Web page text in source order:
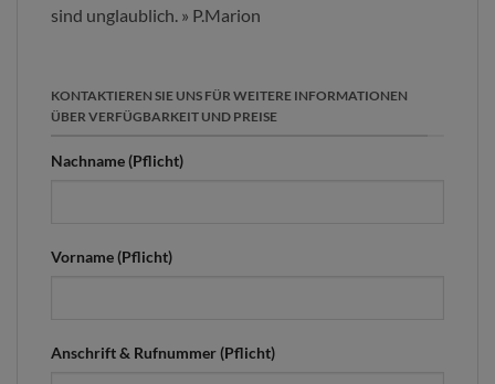
sind unglaublich. » P.Marion
KONTAKTIEREN SIE UNS FÜR WEITERE INFORMATIONEN
ÜBER VERFÜGBARKEIT UND PREISE
Nachname (Pflicht)
Vorname (Pflicht)
Anschrift & Rufnummer (Pflicht)